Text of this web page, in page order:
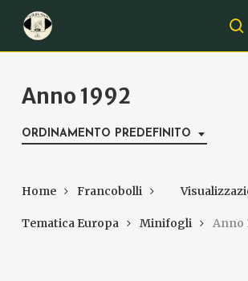
main
Anno 1992
ORDINAMENTO PREDEFINITO
Home Francobolli
Tematica Europa Minifogli Anno